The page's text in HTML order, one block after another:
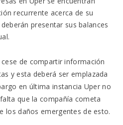
recurrente acerca de su
presentar sus balances
de compartir información
y esta deberá ser emplazada
en última instancia Uper no
que la compañía cometa
los daños emergentes de esto.